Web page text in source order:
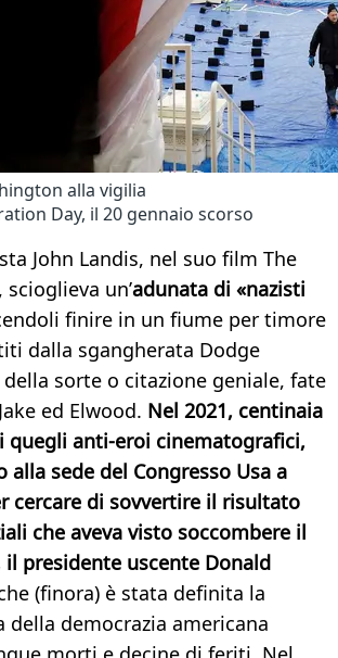
alla vigilia
Day, il 20 gennaio scorso
John Landis, nel suo film The
un’adunata di «nazisti
finire in un fiume per timore
dalla sgangherata Dodge
sorte o citazione geniale, fate
ed Elwood. Nel 2021, centinaia
quegli anti-eroi cinematografici,
alla sede del Congresso Usa a
cercare di sovvertire il risultato
che aveva visto soccombere il
presidente uscente Donald
(finora) è stata definita la
della democrazia americana